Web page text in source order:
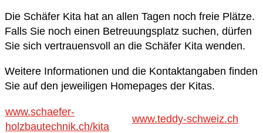
Die Schäfer Kita hat an allen Tagen noch freie Plätze.
Falls Sie noch einen Betreuungsplatz suchen, dürfen
Sie sich vertrauensvoll an die Schäfer Kita wenden.
Weitere Informationen und die Kontaktangaben finden
Sie auf den jeweiligen Homepages der Kitas.
www.schaefer-
holzbautechnik.ch/kita
www.teddy-schweiz.ch